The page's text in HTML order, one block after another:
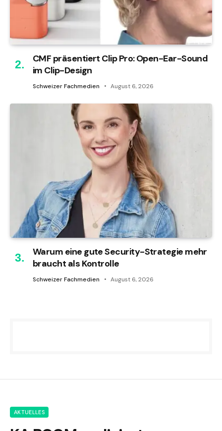
CMF präsentiert Clip Pro: Open-Ear-Sound
im Clip-Design
Schweizer Fachmedien August 6, 2026
Warum eine gute Security-Strategie mehr
braucht als Kontrolle
Schweizer Fachmedien August 6, 2026
AKTUELLES